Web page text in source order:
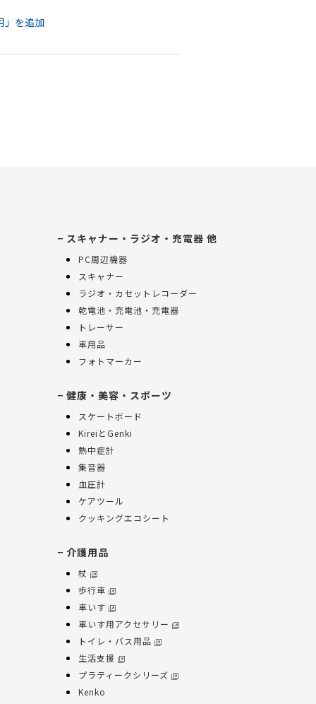
」を追加
スキャナー・ラジオ・充電器 他
PC周辺機器
スキャナー
ラジオ・カセットレコーダー
乾電池・充電池・充電器
トレーサー
車用品
フォトマーカー
健康・美容・スポーツ
スケートボード
KireiとGenki
熱中症計
集音器
血圧計
ケアツール
クッキングエコシート
介護用品
杖
歩行車
車いす
車いす用アクセサリー
トイレ・バス用品
生活支援
プラティークシリーズ
Kenko